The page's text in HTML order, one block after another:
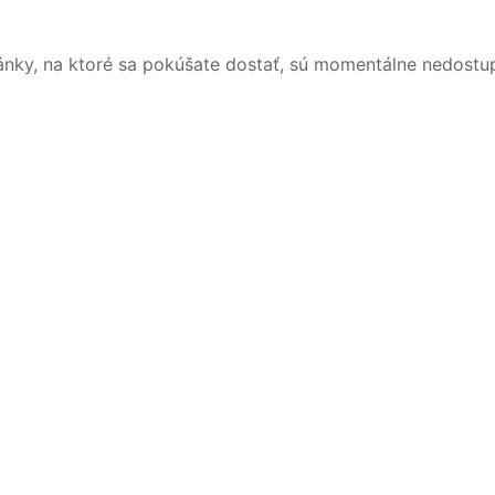
na ktoré sa pokúšate dostať, sú momentálne